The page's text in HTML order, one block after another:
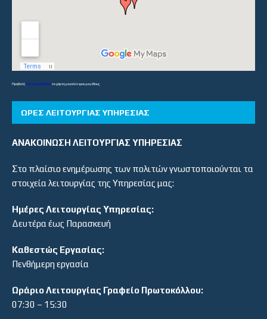
ΠροβολήΛύκεια και ΕΠΑΛσε χάρτη μεγαλύτερου μεγέθους
ΏΡΕΣ ΛΕΙΤΟΥΡΓΊΑΣ ΥΠΗΡΕΣΊΑΣ
ΑΝΑΚΟΙΝΩΣΗ ΛΕΙΤΟΥΡΓΙΑΣ ΥΠΗΡΕΣΙΑΣ
Στο πλαίσιο ενημέρωσης των πολιτών γνωστοποιούνται τα
στοιχεία λειτουργίας της Υπηρεσίας μας:
Ημέρες Λειτουργίας Υπηρεσίας:
Δευτέρα έως Παρασκευή
Καθεστώς Εργασίας:
Πενθήμερη εργασία
Ωράριο Λειτουργίας Γραφείο Πρωτοκόλλου:
07:30 – 15:30